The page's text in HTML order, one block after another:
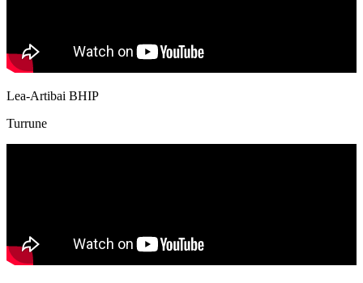
Lea-Artibai BHIP
Turrune